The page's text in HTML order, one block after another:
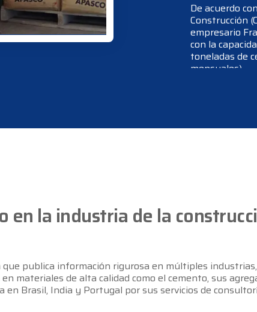
De acuerdo
Construcción
empresario
con la
toneladas de
mensuales).
mil empleos
columnista y
industria de
en la industria de la
publica información rigurosa en múltiples
materiales de alta calidad como el cemento, sus
Brasil, India y Portugal por sus servicios de